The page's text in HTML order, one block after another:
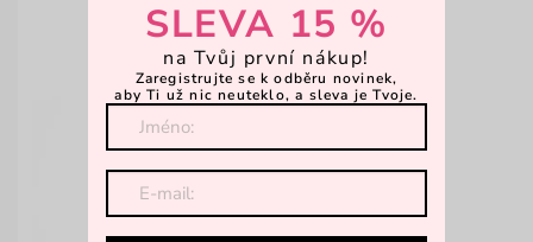
SLEVA 15 %
na Tvůj první nákup!
Zaregistrujte se k odběru novinek,
aby Ti už nic neuteklo, a sleva je Tvoje.